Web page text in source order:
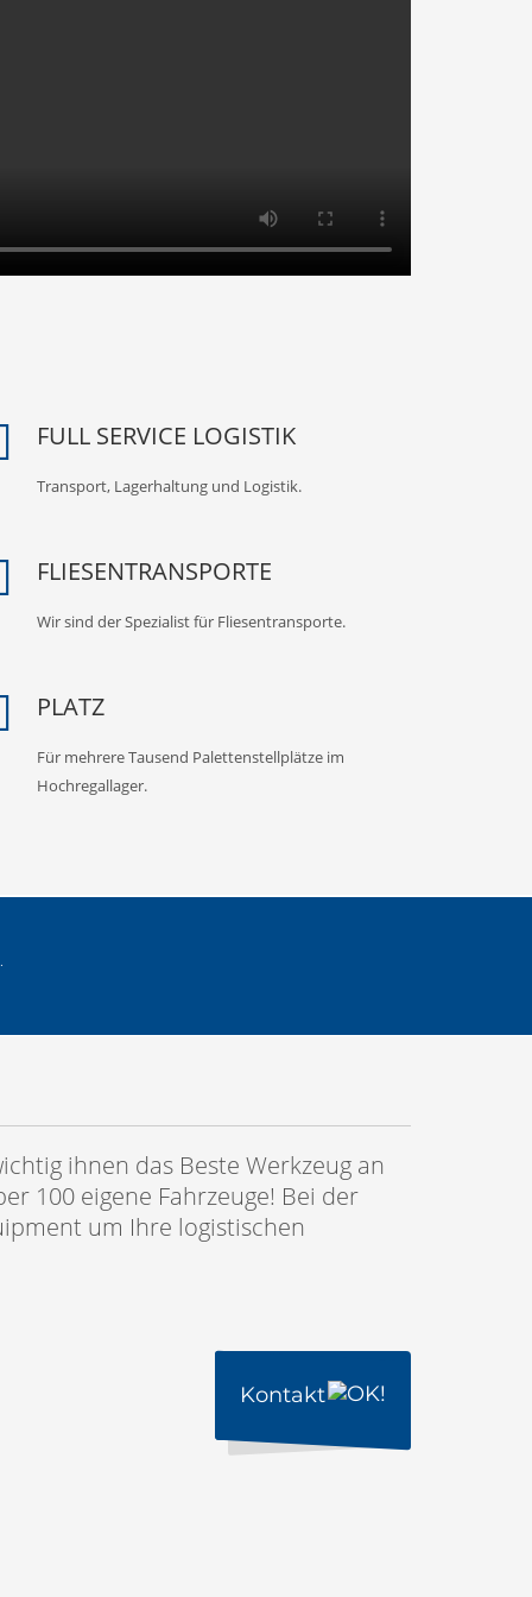
FULL SERVICE LOGISTIK
Transport, Lagerhaltung und Logistik.
FLIESENTRANSPORTE
Wir sind der Spezialist für Fliesentransporte.
PLATZ
Für mehrere Tausend Palettenstellplätze im
Hochregallager.
ihnen das Beste Werkzeug an
100 eigene Fahrzeuge! Bei der
um Ihre logistischen
Kontakt